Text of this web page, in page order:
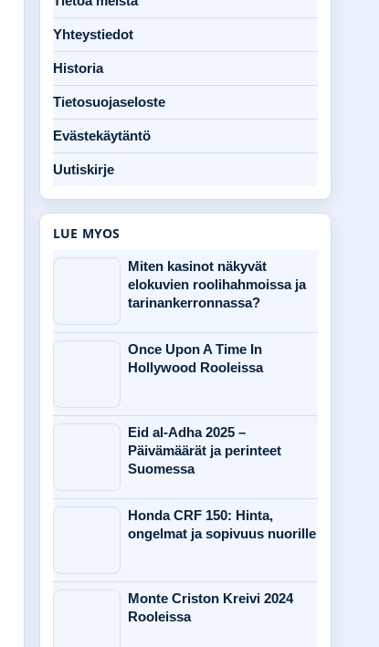
Yhteystiedot
Historia
Tietosuojaseloste
Evästekäytäntö
Uutiskirje
LUE MYOS
Miten kasinot näkyvät
elokuvien roolihahmoissa ja
tarinankerronnassa?
Once Upon A Time In
Hollywood Rooleissa
Eid al-Adha 2025 –
Päivämäärät ja perinteet
Suomessa
Honda CRF 150: Hinta,
ongelmat ja sopivuus nuorille
Monte Criston Kreivi 2024
Rooleissa